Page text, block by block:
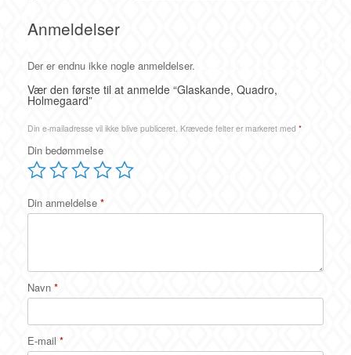
Anmeldelser
Der er endnu ikke nogle anmeldelser.
Vær den første til at anmelde “Glaskande, Quadro,
Holmegaard”
Din e-mailadresse vil ikke blive publiceret. Krævede felter er markeret med *
Din bedømmelse
Din anmeldelse *
Navn *
E-mail *